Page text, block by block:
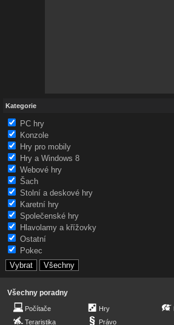
Kategorie
PC hry
Konzole
Hry pro mobily
Hry a Windows 8
Webové hry
Šach
Stolní a deskové hry
Karetní hry
Společenské hry
Hlavolamy a křížovky
Ostatní
Pokec
Všechny poradny
Počítače
Teraristika
Hry
Právo